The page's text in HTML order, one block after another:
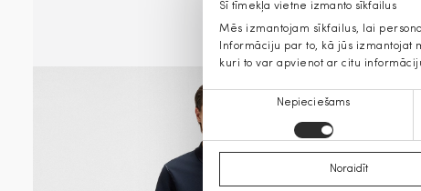
Šī tīmekļa vietne izmanto sīkfailus
Mēs izmantojam sīkfailus, lai
Informāciju par to, kā jūs
kuri to var apvienot ar citu
Piekrišanas
Nepieciešams
Noraidīt